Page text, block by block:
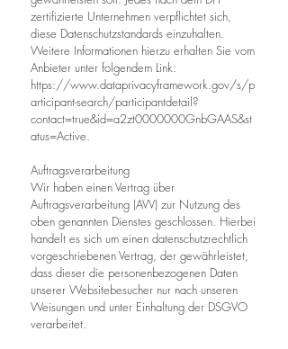
zertifizierte Unternehmen verpflichtet sich,
diese Datenschutzstandards einzuhalten.
Weitere Informationen hierzu erhalten Sie vom
Anbieter unter folgendem Link:
https://www.dataprivacyframework.gov/s/p
articipant-search/participantdetail?
contact=true&id=a2zt0000000GnbGAAS&st
atus=Active.
Auftragsverarbeitung
Wir haben einen Vertrag über
Auftragsverarbeitung (AVV) zur Nutzung des
oben genannten Dienstes geschlossen. Hierbei
handelt es sich um einen datenschutzrechtlich
vorgeschriebenen Vertrag, der gewährleistet,
dass dieser die personenbezogenen Daten
unserer Websitebesucher nur nach unseren
Weisungen und unter Einhaltung der DSGVO
verarbeitet.